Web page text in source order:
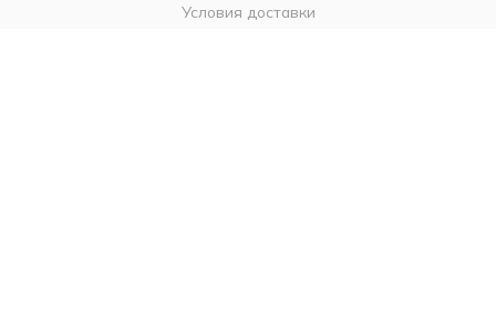
Условия доставки